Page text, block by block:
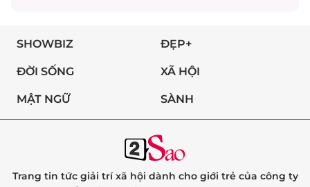
SHOWBIZ ĐẸP+
ĐỜI SỐNG XÃ HỘI
MẬT NGỮ SÀNH
Trang tin tức giải trí xã hội dành cho giới trẻ của công ty